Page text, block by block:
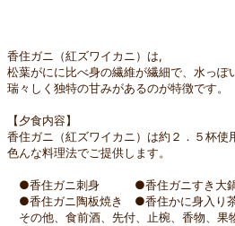
香住ガニ（紅ズワイカニ）は,
松葉がにに比べ身の繊維が繊細で、水っぽ
瑞々しく独特の甘みがあるのが特徴です。
【夕食内容】
香住ガニ（紅ズワイカニ）は約２．５杯使
色んな料理法でご提供します。
●香住ガニ刺身 ●香住ガニすき大
●香住ガニ陶板焼き ●香住かに身入り
その他、食前酒、先付、止椀、香物、果